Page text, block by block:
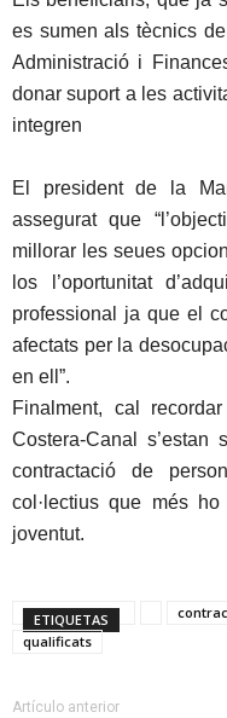
es sumen als tècnics
Administració i
donar suport a les
integren
El president de la
assegurat que
millorar les seues
los l’oportunitat
professional ja que el
afectats per la
en ell”.
Finalment, cal
Costera-Canal
contractació de
col·lectius que més
joventut.
ETIQUETAS
qualificats
Artículo anterior